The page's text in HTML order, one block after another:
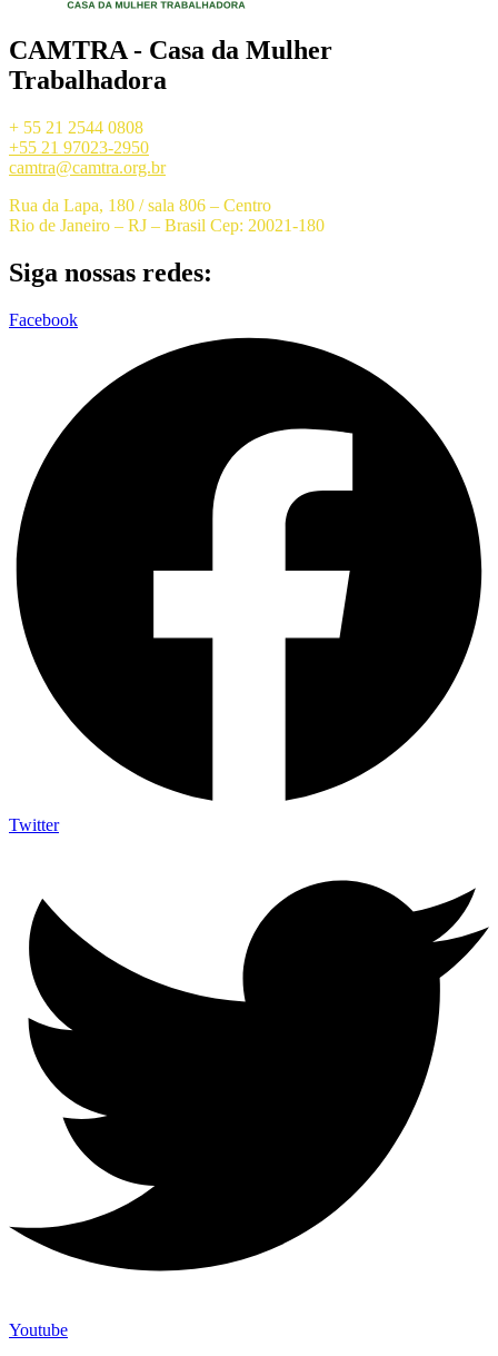
CAMTRA - Casa da Mulher
Trabalhadora
+ 55 21 2544 0808
+55 21 97023-2950
camtra@camtra.org.br
Rua da Lapa, 180 / sala 806 – Centro
Rio de Janeiro – RJ – Brasil Cep: 20021-180
Siga nossas redes:
Facebook
Twitter
Youtube